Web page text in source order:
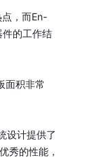
，而En-
的工作结
面积非常
设计提供了
秀的性能，